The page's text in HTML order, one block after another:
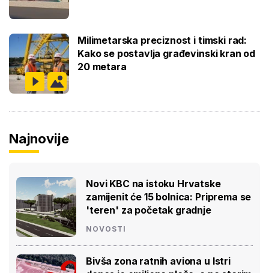
Milimetarska preciznost i timski rad:
Kako se postavlja građevinski kran od
20 metara
Najnovije
Novi KBC na istoku Hrvatske
zamijenit će 15 bolnica: Priprema se
'teren' za početak gradnje
NOVOSTI
Bivša zona ratnih aviona u Istri